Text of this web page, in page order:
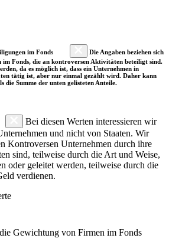
im Fonds
Die Angaben beziehen sich
im Fonds, die an kontroversen Aktivitäten beteiligt sind.
da es möglich ist, dass ein Unternehmen in
tätig ist, aber nur einmal gezählt wird. Daher kann
die Summe der unten gelisteten Anteile.
Bei diesen Werten interessieren wir
und nicht von Staaten. Wir
Kontroversen Unternehmen durch ihre
sind, teilweise durch die Art und Weise,
oder geleitet werden, teilweise durch die
verdienen.
Gewichtung von Firmen im Fonds